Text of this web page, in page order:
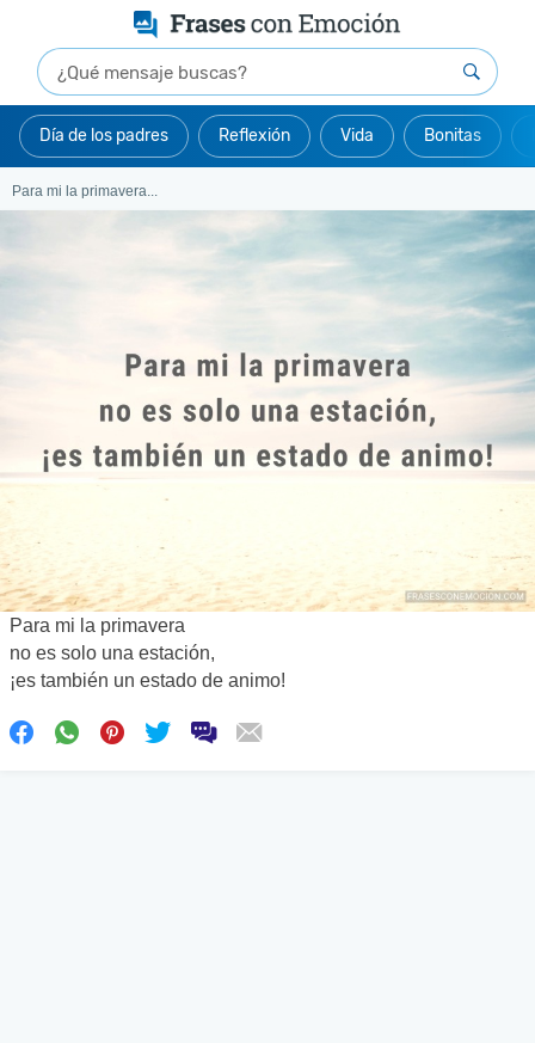
Día de los padres Reflexión Vida Bonitas
Para mi la primavera...
Para mi la primavera
no es solo una estación,
¡es también un estado de animo!